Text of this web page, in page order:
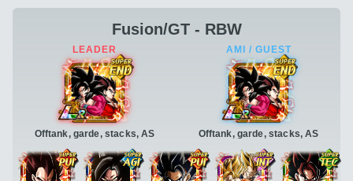
Fusion/GT - RBW
Offtank, garde, stacks, AS Offtank, garde, stacks, AS